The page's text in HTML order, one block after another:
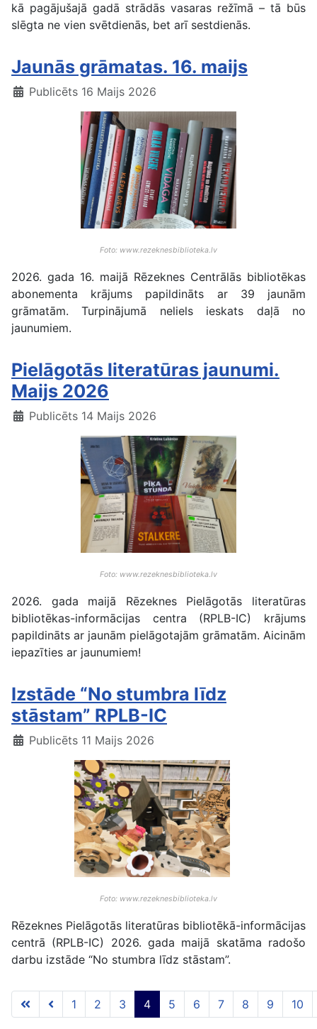
kā pagājušajā gadā strādās vasaras režīmā – tā būs
slēgta ne vien svētdienās, bet arī sestdienās.
Jaunās grāmatas. 16. maijs
Publicēts 16 Maijs 2026
Foto: www.rezeknesbiblioteka.lv
2026. gada 16. maijā Rēzeknes Centrālās bibliotēkas
abonementa krājums papildināts ar 39 jaunām
grāmatām. Turpinājumā neliels ieskats daļā no
jaunumiem.
Pielāgotās literatūras jaunumi.
Maijs 2026
Publicēts 14 Maijs 2026
Foto: www.rezeknesbiblioteka.lv
2026. gada maijā Rēzeknes Pielāgotās literatūras
bibliotēkas-informācijas centra (RPLB-IC) krājums
papildināts ar jaunām pielāgotajām grāmatām. Aicinām
iepazīties ar jaunumiem!
Izstāde “No stumbra līdz
stāstam” RPLB-IC
Publicēts 11 Maijs 2026
Foto: www.rezeknesbiblioteka.lv
Rēzeknes Pielāgotās literatūras bibliotēkā-informācijas
centrā (RPLB-IC) 2026. gada maijā skatāma radošo
darbu izstāde “No stumbra līdz stāstam”.
4 lapa no 117
1 2 3 4 5 6 7 8 9 10